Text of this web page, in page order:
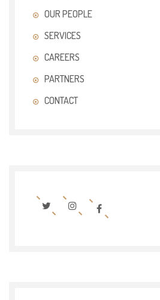
OUR PEOPLE
SERVICES
CAREERS
PARTNERS
CONTACT